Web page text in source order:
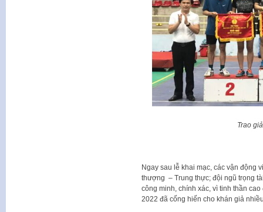
Trao
Ngay sau lễ khai mạc, các vận động
thượng – Trung thực; đội ngũ trọng
công minh, chính xác, vì tinh thần
2022 đã cống hiến cho khán giả